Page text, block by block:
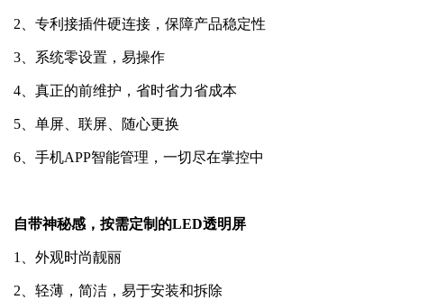
2、专利接插件硬连接，保障产品稳定性
3、系统零设置，易操作
4、真正的前维护，省时省力省成本
5、单屏、联屏、随心更换
6、手机APP智能管理，一切尽在掌控中
自带神秘感，按需定制的LED透明屏
1、外观时尚靓丽
2、轻薄，简洁，易于安装和拆除